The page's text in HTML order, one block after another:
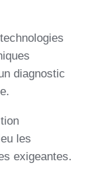
diagnostic
les
exigeantes.